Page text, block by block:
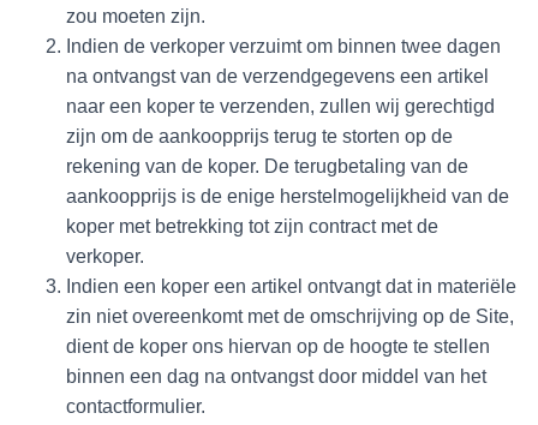
zou moeten zijn.
Indien de verkoper verzuimt om binnen twee dagen
na ontvangst van de verzendgegevens een artikel
naar een koper te verzenden, zullen wij gerechtigd
zijn om de aankoopprijs terug te storten op de
rekening van de koper. De terugbetaling van de
aankoopprijs is de enige herstelmogelijkheid van de
koper met betrekking tot zijn contract met de
verkoper.
Indien een koper een artikel ontvangt dat in materiële
zin niet overeenkomt met de omschrijving op de Site,
dient de koper ons hiervan op de hoogte te stellen
binnen een dag na ontvangst door middel van het
contactformulier.